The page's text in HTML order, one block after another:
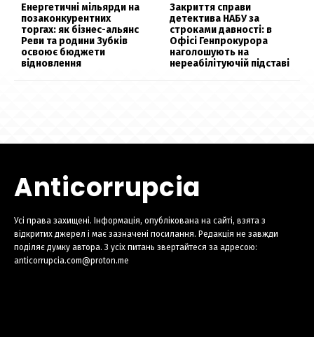
Енергетичні мільярди на
позаконкурентних
торгах: як бізнес-альянс
Реви та родини Зубків
освоює бюджети
відновлення
Закриття справи
детектива НАБУ за
строками давності: в
Офісі Генпрокурора
наголошують на
нереабілітуючій підставі
Anticorrupcia
Усі права захищені. Інформація, опублікована на сайті, взята з
відкритих джерел і має зазначені посилання. Редакція не завжди
поділяє думку автора. З усіх питань звертайтеся за адресою:
anticorrupcia.com@proton.me